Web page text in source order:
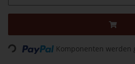
Loading... Komponenten werden